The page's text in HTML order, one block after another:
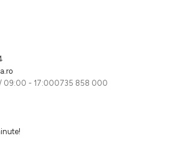
/ 09:00 - 17:000735 858 000